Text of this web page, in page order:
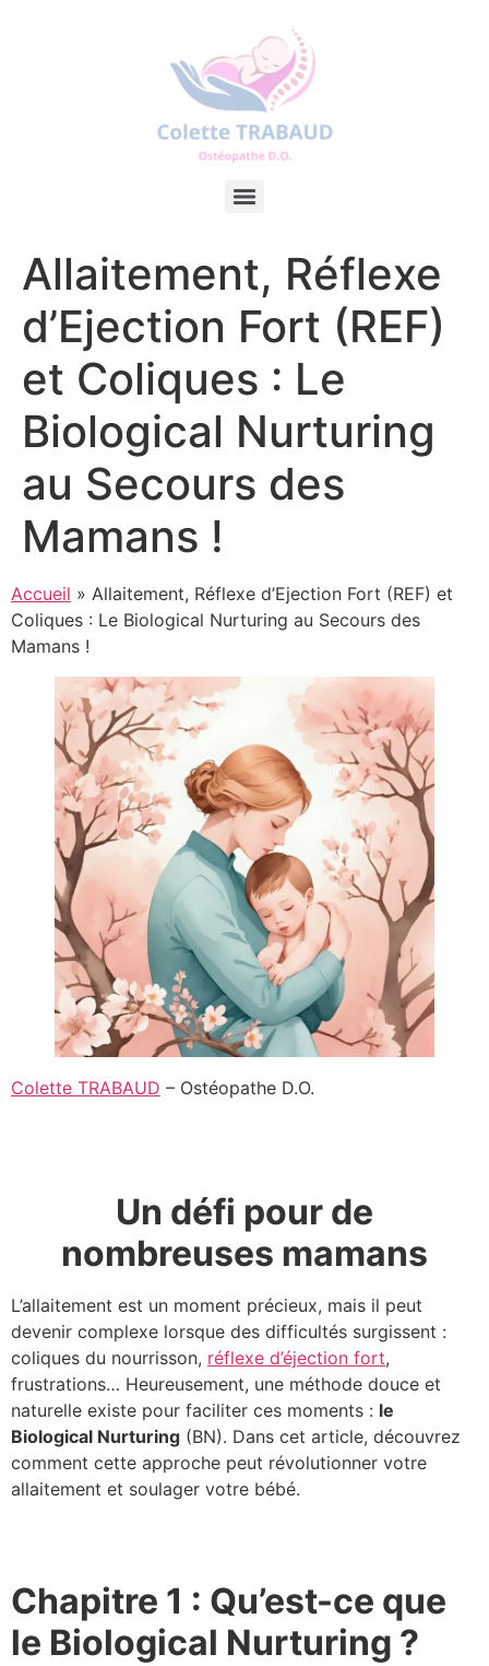
Allaitement, Réflexe
d’Ejection Fort (REF)
et Coliques : Le
Biological Nurturing
au Secours des
Mamans !
Accueil » Allaitement, Réflexe d’Ejection Fort (REF) et
Coliques : Le Biological Nurturing au Secours des
Mamans !
Colette TRABAUD – Ostéopathe D.O.
Un défi pour de
nombreuses mamans
L’allaitement est un moment précieux, mais il peut
devenir complexe lorsque des difficultés surgissent :
coliques du nourrisson, réflexe d’éjection fort,
frustrations… Heureusement, une méthode douce et
naturelle existe pour faciliter ces moments : le
Biological Nurturing (BN). Dans cet article, découvrez
comment cette approche peut révolutionner votre
allaitement et soulager votre bébé.
Chapitre 1 : Qu’est-ce que
le Biological Nurturing ?